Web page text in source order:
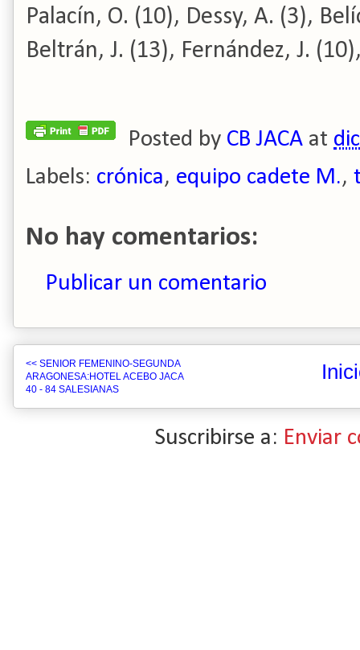
Palacín, O. (10), Dessy, A. (3),
Beltrán, J. (13), Fernández, J.
Posted by CB JACA at
Labels: crónica, equipo cadete M.,
No hay comentarios:
Publicar un comentario
<< SENIOR FEMENINO-SEGUNDA
ARAGONESA:HOTEL ACEBO JACA
40 - 84 SALESIANAS
Suscribirse a: Enviar